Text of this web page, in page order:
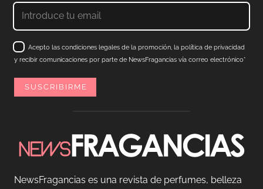
Acepto las condiciones legales de la promoción, la política de privacidad
y recibir comunicaciones por parte de NewsFragancias vía correo electrónico*
NewsFragancias es una revista de perfumes, belleza